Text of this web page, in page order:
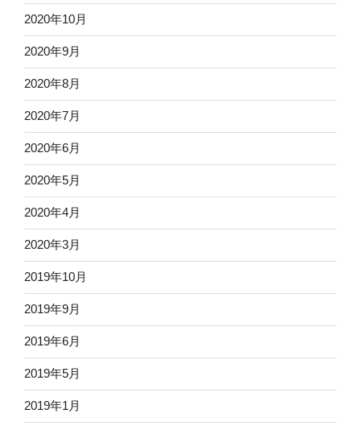
2020年10月
2020年9月
2020年8月
2020年7月
2020年6月
2020年5月
2020年4月
2020年3月
2019年10月
2019年9月
2019年6月
2019年5月
2019年1月